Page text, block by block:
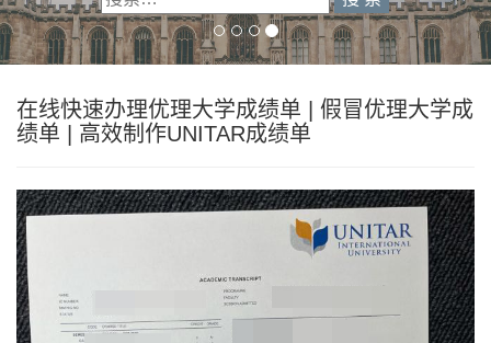
在线快速办理优理大学成绩单 | 假冒优理大学成
绩单 | 高效制作UNITAR成绩单